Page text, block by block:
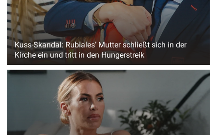
Kuss-Skandal: Rubiales’ Mutter schließt sich in der
Kirche ein und tritt in den Hungerstreik